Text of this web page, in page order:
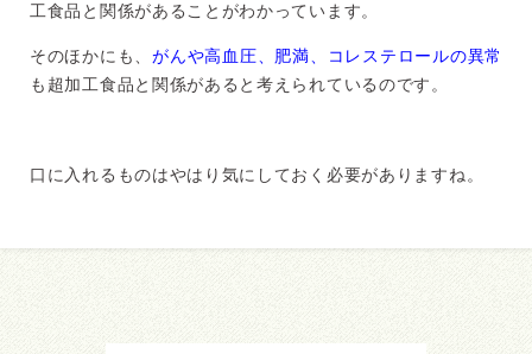
工食品と関係があることがわかっています。
そのほかにも、がんや高血圧、肥満、コレステロールの異常
も超加工食品と関係があると考えられているのです。
口に入れるものはやはり気にしておく必要がありますね。